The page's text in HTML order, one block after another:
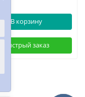
В корзину
Быстрый заказ